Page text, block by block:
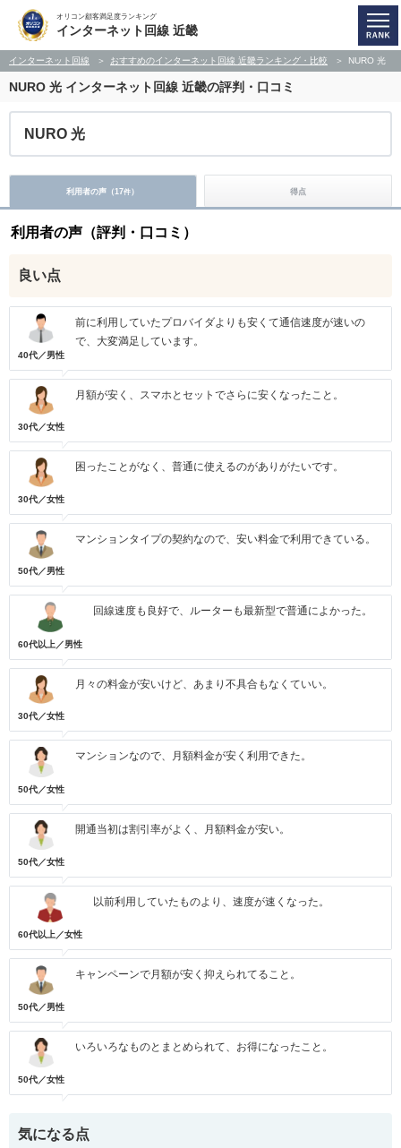
オリコン顧客満足度ランキング
インターネット回線 近畿
インターネット回線 おすすめのインターネット回線 近畿ランキング・比較 NURO 光
NURO 光 インターネット回線 近畿の評判・口コミ
NURO 光
利用者の声（17件） 得点
利用者の声（評判・口コミ）
良い点
40代／男性
前に利用していたプロバイダよりも安くて通信速度が速いの
で、大変満足しています。
30代／女性
月額が安く、スマホとセットでさらに安くなったこと。
30代／女性
困ったことがなく、普通に使えるのがありがたいです。
50代／男性
マンションタイプの契約なので、安い料金で利用できている。
60代以上／男性
回線速度も良好で、ルーターも最新型で普通によかった。
30代／女性
月々の料金が安いけど、あまり不具合もなくていい。
50代／女性
マンションなので、月額料金が安く利用できた。
50代／女性
開通当初は割引率がよく、月額料金が安い。
60代以上／女性
以前利用していたものより、速度が速くなった。
50代／男性
キャンペーンで月額が安く抑えられてること。
50代／女性
いろいろなものとまとめられて、お得になったこと。
気になる点